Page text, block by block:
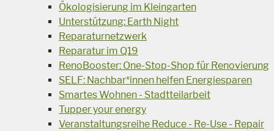
Ökologisierung im Kleingarten
Unterstützung: Earth Night
Reparaturnetzwerk
Reparatur im Q19
RenoBooster: One-Stop-Shop für Renovierung
SELF: Nachbar*innen helfen Energiesparen
Smartes Wohnen - Stadtteilarbeit
Tupper your energy
Veranstaltungsreihe Reduce - Re-Use - Repair